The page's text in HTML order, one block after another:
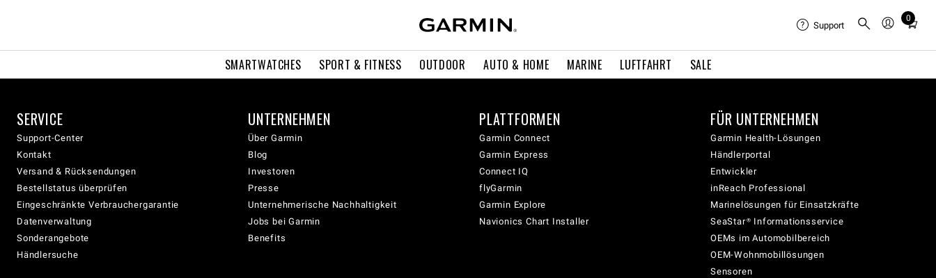
SMARTWATCHES SPORT & FITNESS OUTDOOR AUTO & HOME MARINE LUFTFAHRT SALE
Support
0
Total
cart:
SERVICE
Support-Center
Kontakt
Versand & Rücksendungen
Bestellstatus überprüfen
Eingeschränkte Verbrauchergarantie
Datenverwaltung
Sonderangebote
Händlersuche
UNTERNEHMEN
Über Garmin
Blog
Investoren
Presse
Unternehmerische Nachhaltigkeit
Jobs bei Garmin
Benefits
PLATTFORMEN
Garmin Connect
Garmin Express
Connect IQ
flyGarmin
Garmin Explore
Navionics Chart Installer
FÜR UNTERNEHMEN
Garmin Health-Lösungen
Händlerportal
Entwickler
inReach Professional
Marinelösungen für Einsatzkräfte
SeaStar® Informationsservice
OEMs im Automobilbereich
OEM-Wohnmobillösungen
Sensoren